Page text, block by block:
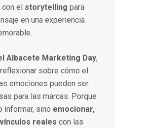
el storytelling para
en una experiencia
Albacete Marketing Day,
sobre cómo el
emociones pueden ser
para las marcas. Porque
informar, sino emocionar,
reales con las